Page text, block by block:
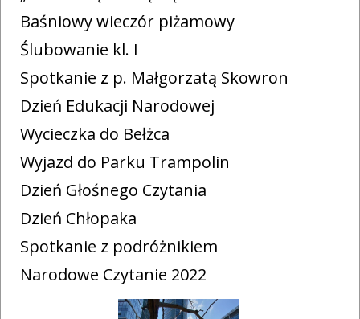
Baśniowy wieczór piżamowy
Ślubowanie kl. I
Spotkanie z p. Małgorzatą Skowron
Dzień Edukacji Narodowej
Wycieczka do Bełżca
Wyjazd do Parku Trampolin
Dzień Głośnego Czytania
Dzień Chłopaka
Spotkanie z podróżnikiem
Narodowe Czytanie 2022